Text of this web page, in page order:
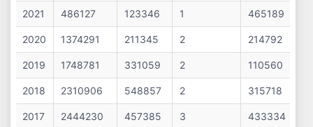
2021 486127 123346 1 465189
2020 1374291 211345 2 214792
2019 1748781 331059 2 110560
2018 2310906 548857 2 315718
2017 2444230 457385 3 433334